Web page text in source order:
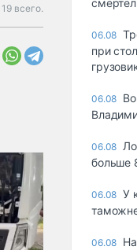
19 всего.
06.08
при
06.08
06.08
больше
06.08 У
06.08